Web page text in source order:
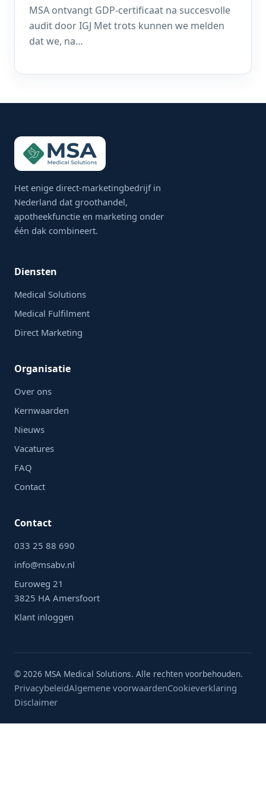
MSA ontvangt GDP-certificaat na succesvolle
audit door IGJ Met trots kunnen we melden
dat we, na…
Het enige direct-marketingbedrijf in
Nederland dat groothandel,
apotheekfunctie en marketing onder
één dak combineert.
Diensten
Medical Solutions
Medical Fulfilment
Direct Marketing
Organisatie
Over ons
Kernwaarden
Nieuws
Vacatures
FAQ
Contact
Contact
033 25 88 690
info@msabv.nl
Euroweg 21
3825 HA Amersfoort
Klant inloggen
© 2026 MSA Medical Solutions. Alle rechten voorbehouden.
PrivacybeleidAlgemene voorwaardenCookieverklaring
Disclaimer